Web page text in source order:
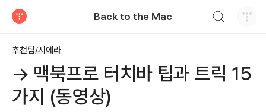
Back to the Mac
추천팁/시에라
→ 맥북프로 터치바 팁과 트릭 15
가지 (동영상)